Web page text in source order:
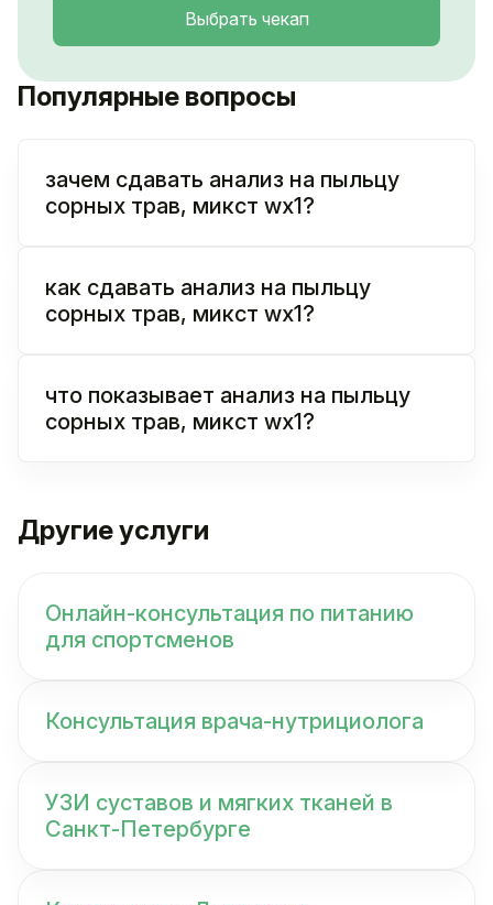
Выбрать чекап
Популярные вопросы
зачем сдавать анализ на пыльцу
сорных трав, микст wx1?
как сдавать анализ на пыльцу
сорных трав, микст wx1?
что показывает анализ на пыльцу
сорных трав, микст wx1?
Другие услуги
Онлайн-консультация по питанию
для спортсменов
Консультация врача-нутрициолога
УЗИ суставов и мягких тканей в
Санкт-Петербурге